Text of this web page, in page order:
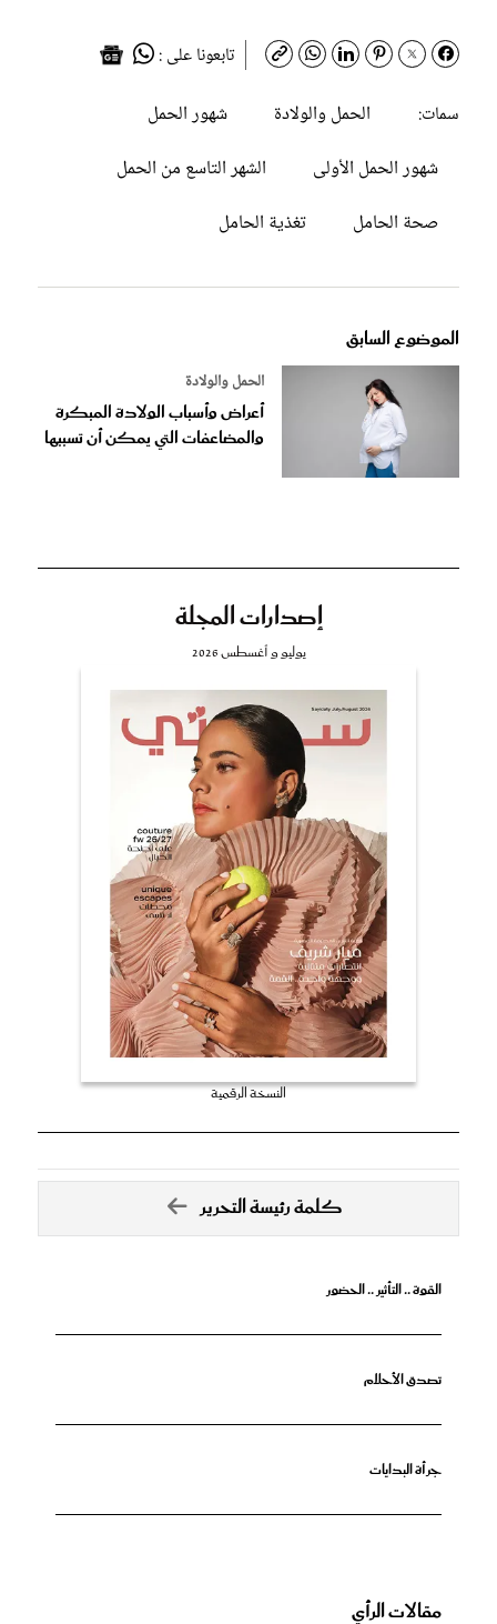
تابعونا على :
سمات:
الحمل والولادة
شهور الحمل
شهور الحمل الأولى
الشهر التاسع من الحمل
صحة الحامل
تغذية الحامل
الموضوع السابق
الحمل والولادة
أعراض وأسباب الولادة المبكرة
والمضاعفات التي يمكن أن تسببها
إصدارات المجلة
يوليو و أغسطس 2026
النسخة الرقمية
كلمة رئيسة التحرير
القوة .. التأثير .. الحضور
تصدق الأحلام
جرأة البدايات
مقالات الرأي